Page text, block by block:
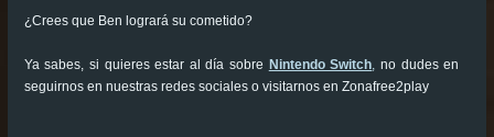
¿Crees que Ben logrará su cometido?
Ya sabes, si quieres estar al día sobre Nintendo Switch, no dudes en
seguirnos en nuestras redes sociales o visitarnos en Zonafree2play